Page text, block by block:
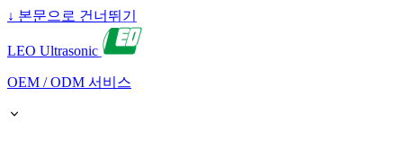
↓ 본문으로 건너뛰기
LEO Ultrasonic
OEM / ODM 서비스